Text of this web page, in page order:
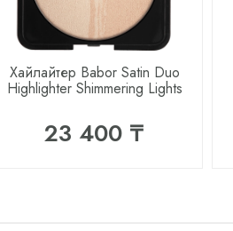
Хайлайтер Babor Satin Duo
Highlighter Shimmering Lights
23 400 ₸